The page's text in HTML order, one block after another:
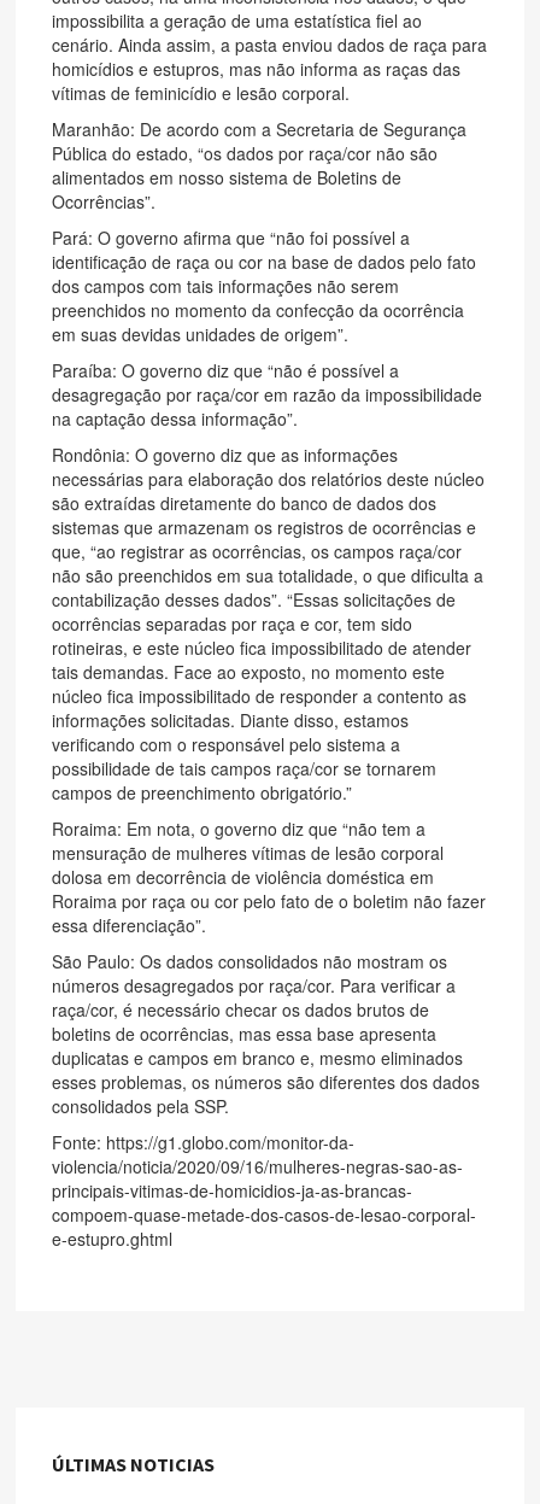
impossibilita a geração de uma estatística fiel ao
cenário. Ainda assim, a pasta enviou dados de raça para
homicídios e estupros, mas não informa as raças das
vítimas de feminicídio e lesão corporal.
Maranhão: De acordo com a Secretaria de Segurança
Pública do estado, “os dados por raça/cor não são
alimentados em nosso sistema de Boletins de
Ocorrências”.
Pará: O governo afirma que “não foi possível a
identificação de raça ou cor na base de dados pelo fato
dos campos com tais informações não serem
preenchidos no momento da confecção da ocorrência
em suas devidas unidades de origem”.
Paraíba: O governo diz que “não é possível a
desagregação por raça/cor em razão da impossibilidade
na captação dessa informação”.
Rondônia: O governo diz que as informações
necessárias para elaboração dos relatórios deste núcleo
são extraídas diretamente do banco de dados dos
sistemas que armazenam os registros de ocorrências e
que, “ao registrar as ocorrências, os campos raça/cor
não são preenchidos em sua totalidade, o que dificulta a
contabilização desses dados”. “Essas solicitações de
ocorrências separadas por raça e cor, tem sido
rotineiras, e este núcleo fica impossibilitado de atender
tais demandas. Face ao exposto, no momento este
núcleo fica impossibilitado de responder a contento as
informações solicitadas. Diante disso, estamos
verificando com o responsável pelo sistema a
possibilidade de tais campos raça/cor se tornarem
campos de preenchimento obrigatório.”
Roraima: Em nota, o governo diz que “não tem a
mensuração de mulheres vítimas de lesão corporal
dolosa em decorrência de violência doméstica em
Roraima por raça ou cor pelo fato de o boletim não fazer
essa diferenciação”.
São Paulo: Os dados consolidados não mostram os
números desagregados por raça/cor. Para verificar a
raça/cor, é necessário checar os dados brutos de
boletins de ocorrências, mas essa base apresenta
duplicatas e campos em branco e, mesmo eliminados
esses problemas, os números são diferentes dos dados
consolidados pela SSP.
Fonte: https://g1.globo.com/monitor-da-
violencia/noticia/2020/09/16/mulheres-negras-sao-as-
principais-vitimas-de-homicidios-ja-as-brancas-
compoem-quase-metade-dos-casos-de-lesao-corporal-
e-estupro.ghtml
ÚLTIMAS NOTICIAS